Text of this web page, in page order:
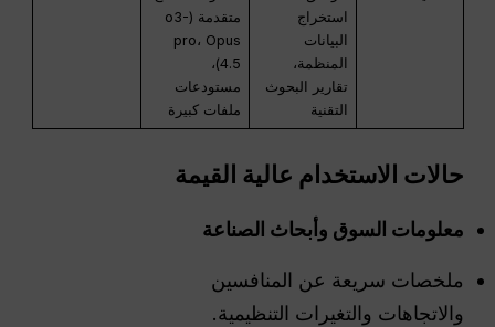
استخراج
البيانات
المنظمة،
تقارير البحوث
التقنية
متقدمة (o3-
pro، Opus
4.5)،
مستودعات
ملفات كبيرة
حالات الاستخدام عالية القيمة
معلومات السوق وأبحاث الصناعة
ملخصات سريعة عن المنافسين
والاتجاهات والتغيرات التنظيمية.